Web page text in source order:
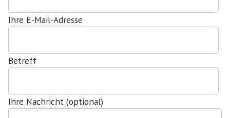
Ihre E-Mail-Adresse
Betreff
Ihre Nachricht (optional)